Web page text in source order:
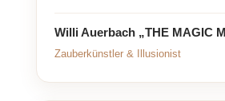
Willi Auerbach „THE MAGIC
Zauberkünstler & Illusionist